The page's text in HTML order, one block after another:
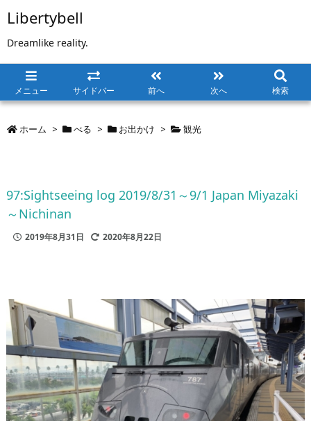
Libertybell
Dreamlike reality.
メニュー サイドバー 前へ 次へ 検索
ホーム > べる > お出かけ > 観光
97:Sightseeing log 2019/8/31～9/1 Japan Miyazaki
～Nichinan
2019年8月31日 2020年8月22日